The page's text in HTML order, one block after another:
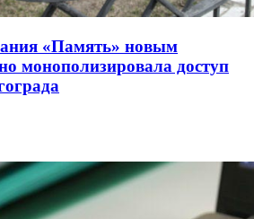
«Память» новым
монополизировала доступ